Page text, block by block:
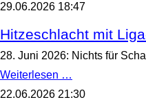
Präsenz
größten
Triathlon
der
29.06.2026 18:47
Hitzeschlacht mit
28. Juni 2026: Nichts für
Weiterlesen …
Liga-
22.06.2026 21:30